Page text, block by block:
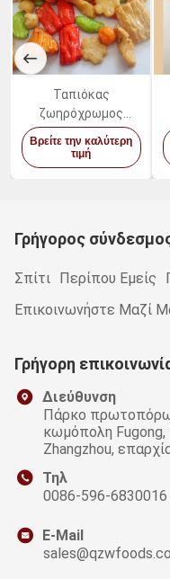
Ταπιόκας
ζωηρόχρωμος
μικτός χαμηλής
περιεκτικότητας σε
λιπαρά κροτίδων
Βρείτε την καλύτερη
τιμή
Γρήγορος
Σπίτι Περίπου Εμείς
Επικοινωνήστε Μαζί
Γρήγορη
Διεύθυνση
Πάρκο
κωμόπολη Fugong,
Zhangzhou,
Τηλ
0086-596-6830016
E-Mail